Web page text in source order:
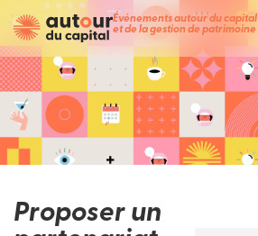
Événements autour du capital
et de la gestion de patrimoine
Proposer un